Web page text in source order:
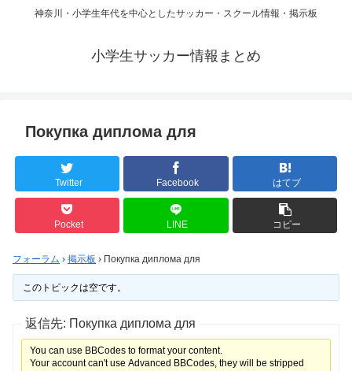
神奈川・小学生年代を中心としたサッカー・スクール情報・掲示板
小学生サッカー情報まとめ
Покупка диплома для
Twitter Facebook はてブ
Pocket LINE コピー
フォーラム › 掲示板 › Покупка диплома для
このトピックは空です。
返信先: Покупка диплома для
You can use BBCodes to format your content.
Your account can't use Advanced BBCodes, they will be stripped